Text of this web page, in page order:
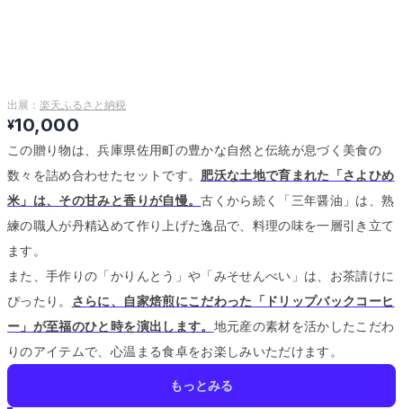
出展： 楽天ふるさと納税
¥10,000
この贈り物は、兵庫県佐用町の豊かな自然と伝統が息づく美食の
数々を詰め合わせたセットです。 肥沃な土地で育まれた「さよひめ
米」は、その甘みと香りが自慢。古くから続く「三年醤油」は、熟
練の職人が丹精込めて作り上げた逸品で、料理の味を一層引き立て
ます。
また、手作りの「かりんとう」や「みそせんべい」は、お茶請けに
ぴったり。 さらに、自家焙煎にこだわった「ドリップバックコーヒ
ー」が至福のひと時を演出します。 地元産の素材を活かしたこだわ
りのアイテムで、心温まる食卓をお楽しみいただけます。
もっとみる